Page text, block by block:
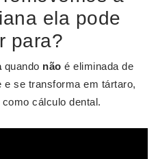
ela pode
para?
quando não é eliminada de
e se transforma em tártaro,
cálculo dental.